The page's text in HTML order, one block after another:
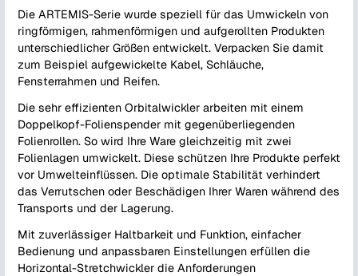
Die ARTEMIS-Serie wurde speziell für das Umwickeln von
ringförmigen, rahmenförmigen und aufgerollten Produkten
unterschiedlicher Größen entwickelt. Verpacken Sie damit
zum Beispiel aufgewickelte Kabel, Schläuche,
Fensterrahmen und Reifen.
Die sehr effizienten Orbitalwickler arbeiten mit einem
Doppelkopf-Folienspender mit gegenüberliegenden
Folienrollen. So wird Ihre Ware gleichzeitig mit zwei
Folienlagen umwickelt. Diese schützen Ihre Produkte perfekt
vor Umwelteinflüssen. Die optimale Stabilität verhindert
das Verrutschen oder Beschädigen Ihrer Waren während des
Transports und der Lagerung.
Mit zuverlässiger Haltbarkeit und Funktion, einfacher
Bedienung und anpassbaren Einstellungen erfüllen die
Horizontal-Stretchwickler die Anforderungen